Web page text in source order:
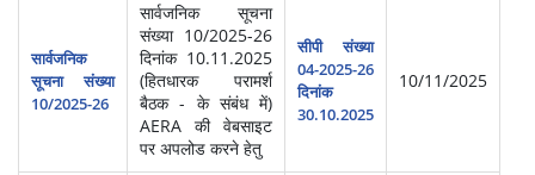
सार्वजनिक
सूचना संख्या
10/2025-26
सार्वजनिक सूचना
संख्या 10/2025-26
दिनांक 10.11.2025
(हितधारक परामर्श
बैठक - के संबंध में)
AERA की वेबसाइट
पर अपलोड करने हेतु
सीपी संख्या
04-2025-26
दिनांक
30.10.2025
10/11/2025